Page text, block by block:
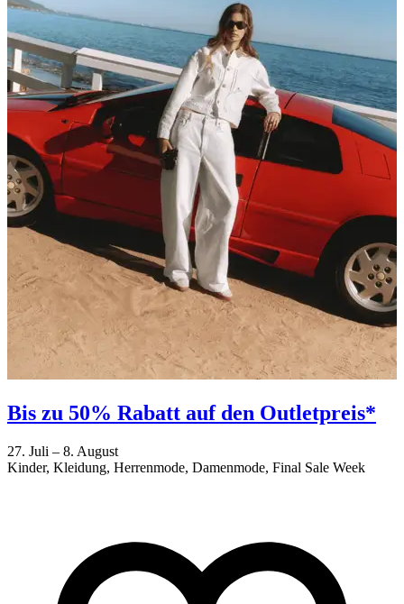
Bis zu 50% Rabatt auf den Outletpreis*
27. Juli – 8. August
Kinder, Kleidung, Herrenmode, Damenmode, Final Sale Week